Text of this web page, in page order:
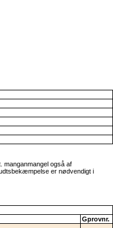
også af
er nødvendigt i
Gprovnr.